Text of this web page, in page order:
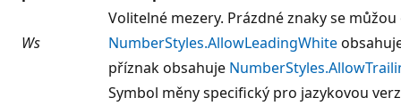
Ws
Volitelné mezery. Prázdné znaky se
NumberStyles.AllowLeadingWhite
příznak obsahuje
Symbol měny specifický pro jazykovou